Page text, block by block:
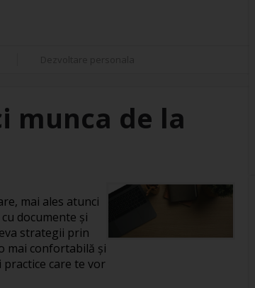
munca de la
mai ales atunci
documente și
strategii prin
mai confortabilă și
care te vor